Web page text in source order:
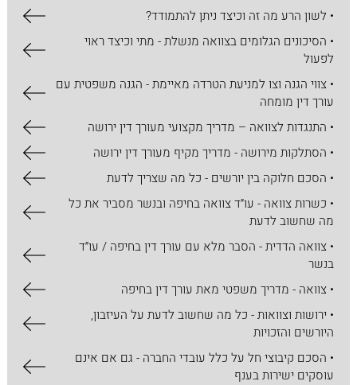
• לשון הרע מה זה וכיצד ניתן להתמודד?
• הסיכונים הגלומים בצוואה מנשלת - מתי וכיצד ראוי
לפעול
• צווי הגנה וצו למניעת הטרדה מאיימת - הגנה משפטית עם
עורך דין מומחה
• התנגדות לצוואה – מדריך מקצועי מעורך דין ירושה
• הסתלקות מירושה - מדריך מקיף מעורך דין ירושה
• הסכם חלוקה בין יורשים - כל מה שצריך לדעת
• כשרות צוואה - עו״ד צוואה בחיפה ובנשר מסביר את כל
מה שחשוב לדעת
• צוואה הדדית - הסבר מלא עם עורך דין בחיפה / עו״ד
בנשר
• צוואה - מדריך משפטי מאת עורך דין בחיפה
• ירושות וצוואות - כל מה שחשוב לדעת על העיזבון,
היורשים והזכויות
• הסכם קיבוצי חל על כלל עובדי החברה - גם אם אינם
עוסקים ישירות בענף